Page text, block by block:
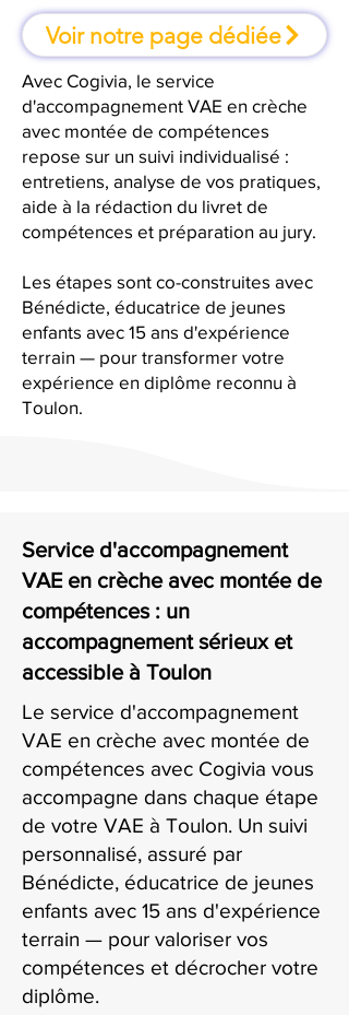
Voir notre page dédiée
Avec Cogivia, le service
d'accompagnement VAE en crèche
avec montée de compétences
repose sur un suivi individualisé :
entretiens, analyse de vos pratiques,
aide à la rédaction du livret de
compétences et préparation au jury.
Les étapes sont co-construites avec
Bénédicte, éducatrice de jeunes
enfants avec 15 ans d'expérience
terrain — pour transformer votre
expérience en diplôme reconnu à
Toulon.
Service d'accompagnement
VAE en crèche avec montée de
compétences : un
accompagnement sérieux et
accessible à Toulon
Le service d'accompagnement
VAE en crèche avec montée de
compétences avec Cogivia vous
accompagne dans chaque étape
de votre VAE à Toulon. Un suivi
personnalisé, assuré par
Bénédicte, éducatrice de jeunes
enfants avec 15 ans d'expérience
terrain — pour valoriser vos
compétences et décrocher votre
diplôme.